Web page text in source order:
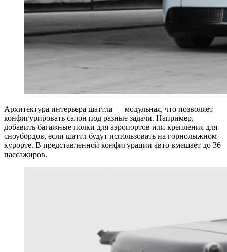
Архитектура интерьера шаттла — модульная, что позволяет
конфигурировать салон под разные задачи. Например,
добавить багажные полки для аэропортов или крепления для
сноубордов, если шаттл будут использовать на горнолыжном
курорте. В представленной конфигурации авто вмещает до 36
пассажиров.